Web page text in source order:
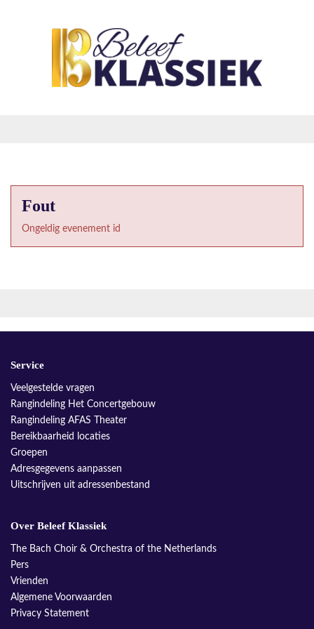
Fout
Ongeldig evenement id
Service
Veelgestelde vragen
Rangindeling Het Concertgebouw
Rangindeling AFAS Theater
Bereikbaarheid locaties
Groepen
Adresgegevens aanpassen
Uitschrijven uit adressenbestand
Over Beleef Klassiek
The Bach Choir & Orchestra of the Netherlands
Pers
Vrienden
Algemene Voorwaarden
Privacy Statement